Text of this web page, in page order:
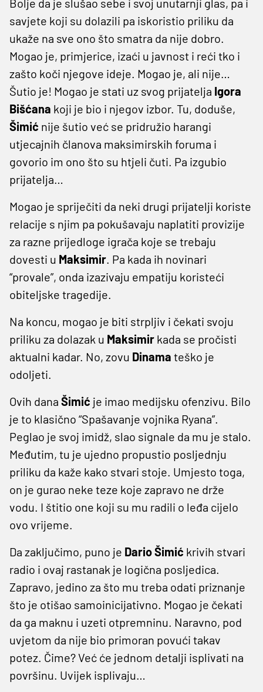
Bolje da je slušao sebe i svoj unutarnji glas, pa i
savjete koji su dolazili pa iskoristio priliku da
ukaže na sve ono što smatra da nije dobro.
Mogao je, primjerice, izaći u javnost i reći tko i
zašto koči njegove ideje. Mogao je, ali nije…
Šutio je! Mogao je stati uz svog prijatelja Igora
Bišćana koji je bio i njegov izbor. Tu, doduše,
Šimić nije šutio već se pridružio harangi
utjecajnih članova maksimirskih foruma i
govorio im ono što su htjeli čuti. Pa izgubio
prijatelja…
Mogao je spriječiti da neki drugi prijatelji koriste
relacije s njim pa pokušavaju naplatiti provizije
za razne prijedloge igrača koje se trebaju
dovesti u Maksimir. Pa kada ih novinari
“provale”, onda izazivaju empatiju koristeći
obiteljske tragedije.
Na koncu, mogao je biti strpljiv i čekati svoju
priliku za dolazak u Maksimir kada se pročisti
aktualni kadar. No, zovu Dinama teško je
odoljeti.
Ovih dana Šimić je imao medijsku ofenzivu. Bilo
je to klasično “Spašavanje vojnika Ryana”.
Peglao je svoj imidž, slao signale da mu je stalo.
Međutim, tu je ujedno propustio posljednju
priliku da kaže kako stvari stoje. Umjesto toga,
on je gurao neke teze koje zapravo ne drže
vodu. I štitio one koji su mu radili o leđa cijelo
ovo vrijeme.
Da zaključimo, puno je DarioŠimić krivih stvari
radio i ovaj rastanak je logična posljedica.
Zapravo, jedino za što mu treba odati priznanje
što je otišao samoinicijativno. Mogao je čekati
da ga maknu i uzeti otpremninu. Naravno, pod
uvjetom da nije bio primoran povući takav
potez. Čime? Već će jednom detalji isplivati na
površinu. Uvijek isplivaju…